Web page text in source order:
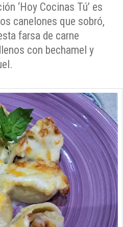
‘Hoy Cocinas Tú’ es
canelones que sobró,
farsa de carne
con bechamel y